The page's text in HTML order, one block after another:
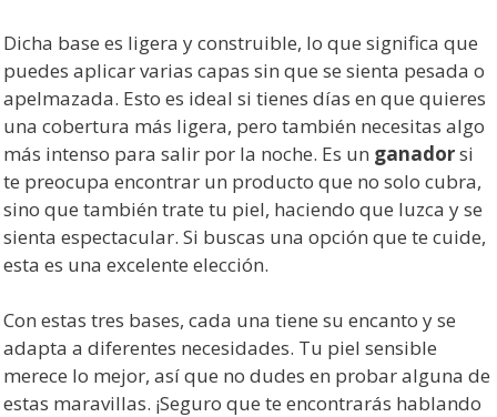
Dicha base es ligera y construible, lo que significa que
puedes aplicar varias capas sin que se sienta pesada o
apelmazada. Esto es ideal si tienes días en que quieres
una cobertura más ligera, pero también necesitas algo
más intenso para salir por la noche. Es un ganadorsi
te preocupa encontrar un producto que no solo cubra,
sino que también trate tu piel, haciendo que luzca y se
sienta espectacular. Si buscas una opción que te cuide,
esta es una excelente elección.
Con estas tres bases, cada una tiene su encanto y se
adapta a diferentes necesidades. Tu piel sensible
merece lo mejor, así que no dudes en probar alguna de
estas maravillas. ¡Seguro que te encontrarás hablando